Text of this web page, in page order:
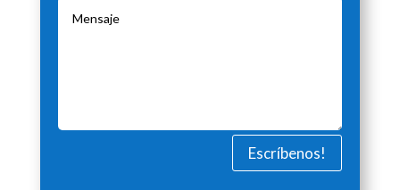
Escríbenos!